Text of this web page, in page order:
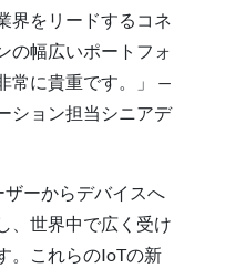
界をリードするコネ
の幅広いポートフォ
常に貴重です。」 —
ション担当シニアデ
ーからデバイスへ
、世界中で広く受け
。これらのIoTの新